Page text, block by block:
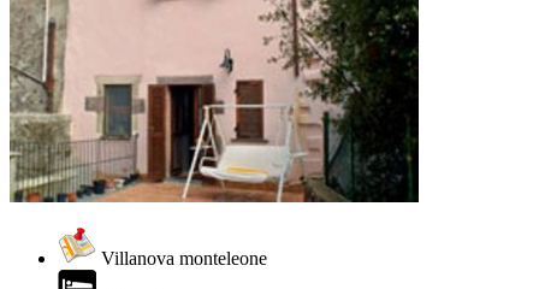
Villanova monteleone